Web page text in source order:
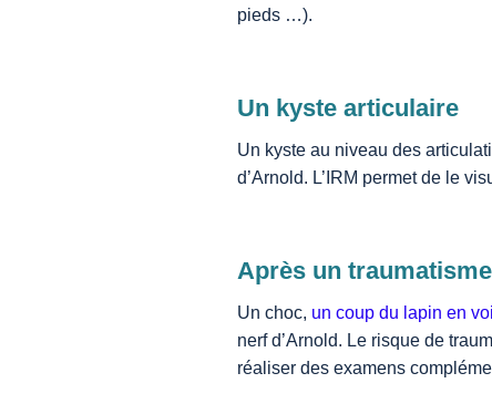
pieds …).
Un kyste articulaire
Un kyste au niveau des
d’Arnold. L’IRM permet de le
Après un
Un choc, un coup du lapin en
nerf d’Arnold. Le risque de
réaliser des examens